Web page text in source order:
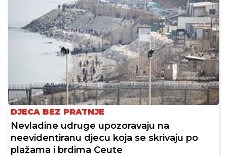
DJECA BEZ PRATNJE
Nevladine udruge upozoravaju na
neevidentiranu djecu koja se skrivaju po
plažama i brdima Ceute